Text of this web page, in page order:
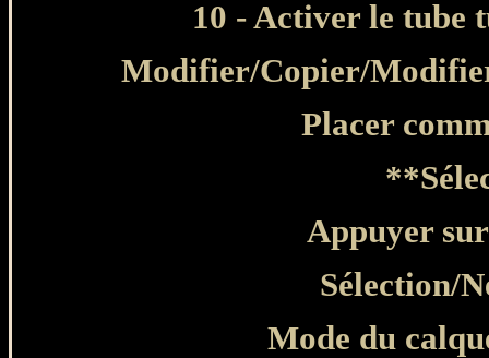
10 - Activer le tube
Modifier/Copier/
Placer
Appuyer
Sélection/
Mode du